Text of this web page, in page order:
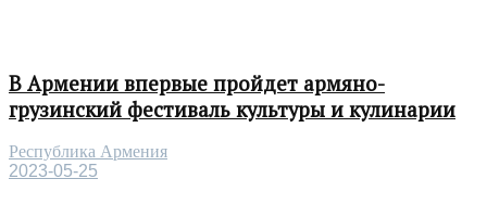
В Армении впервые пройдет армяно-
грузинский фестиваль культуры и кулинарии
Республика Армения
2023-05-25